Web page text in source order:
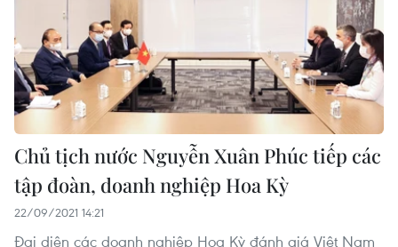
Chủ tịch nước Nguyễn Xuân Phúc tiếp các
tập đoàn, doanh nghiệp Hoa Kỳ
22/09/2021 14:21
Đại diện các doanh nghiệp Hoa Kỳ đánh giá Việt Nam